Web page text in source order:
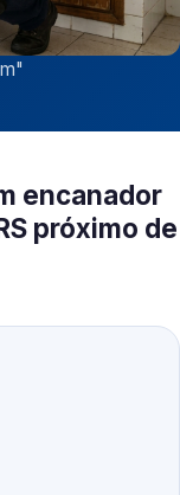
"
encanador
próximo de